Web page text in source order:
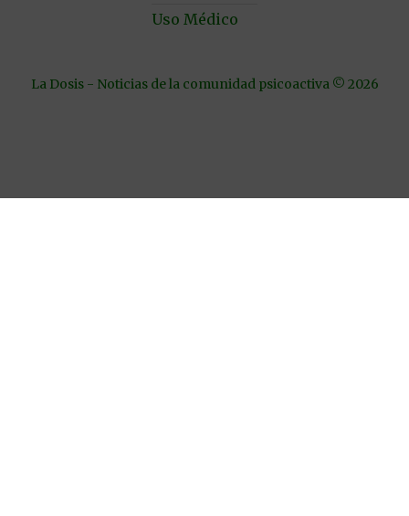
Uso Médico
La Dosis - Noticias de la comunidad psicoactiva © 2026